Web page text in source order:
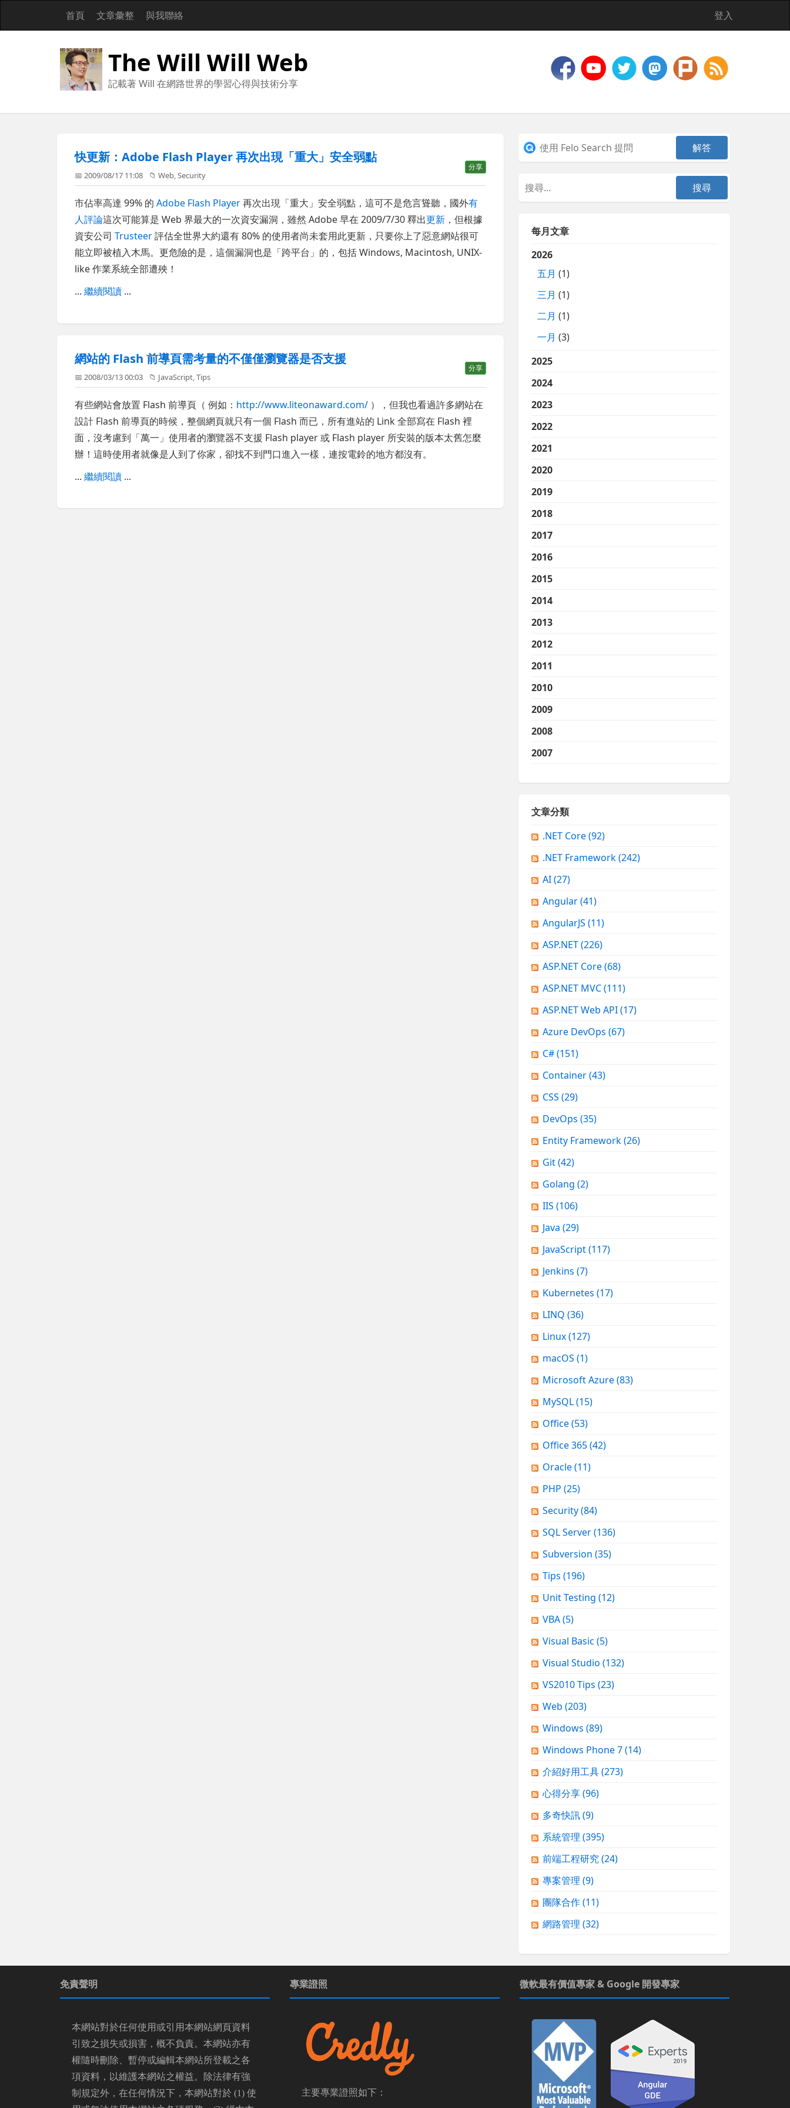
首頁 文章彙整 與我聯絡 登入
The Will Will Web
記載著 Will 在網路世界的學習心得與技術分享
快更新：Adobe Flash Player 再次出現「重大」安全弱點
分享
📅 2009/08/17 11:08 📁Web,Security
市佔率高達 99% 的Adobe Flash Player再次出現「重大」安全弱點，這可不是危言聳聽，國外有
人評論這次可能算是 Web 界最大的一次資安漏洞，雖然 Adobe 早在 2009/7/30 釋出更新 ，但根據
資安公司Trusteer評估全世界大約還有 80% 的使用者尚未套用此更新，只要你上了惡意網站很可
能立即被植入木馬。更危險的是，這個漏洞也是「跨平台」的，包括 Windows, Macintosh, UNIX-
like 作業系統全部遭殃！
...繼續閱讀 ...
網站的 Flash 前導頁需考量的不僅僅瀏覽器是否支援
分享
📅 2008/03/13 00:03 📁 JavaScript,Tips
有些網站會放置 Flash 前導頁（ 例如： http://www.liteonaward.com/ ），但我也看過許多網站在
設計 Flash 前導頁的時候，整個網頁就只有一個 Flash 而已，所有進站的 Link 全部寫在 Flash 裡
面，沒考慮到「萬一」使用者的瀏覽器不支援 Flash player 或 Flash player 所安裝的版本太舊怎麼
辦！這時使用者就像是人到了你家，卻找不到門口進入一樣，連按電鈴的地方都沒有。
...繼續閱讀 ...
每月文章
2026
五月 (1)
三月 (1)
二月 (1)
一月 (3)
2025
2024
2023
2022
2021
2020
2019
2018
2017
2016
2015
2014
2013
2012
2011
2010
2009
2008
2007
文章分類
.NET Core(92)
.NET Framework(242)
AI(27)
Angular(41)
AngularJS (11)
ASP.NET(226)
ASP.NET Core(68)
ASP.NET MVC(111)
ASP.NET Web API(17)
Azure DevOps (67)
C#(151)
Container(43)
CSS (29)
DevOps (35)
Entity Framework(26)
Git(42)
Golang (2)
IIS (106)
Java (29)
JavaScript(117)
Jenkins (7)
Kubernetes (17)
LINQ (36)
Linux(127)
macOS (1)
Microsoft Azure(83)
MySQL(15)
Office(53)
Office 365(42)
Oracle(11)
PHP (25)
Security(84)
SQL Server(136)
Subversion (35)
Tips (196)
Unit Testing (12)
VBA(5)
Visual Basic (5)
Visual Studio (132)
VS2010 Tips (23)
Web (203)
Windows (89)
Windows Phone 7(14)
介紹好用工具(273)
心得分享(96)
多奇快訊(9)
系統管理 (395)
前端工程研究(24)
專案管理 (9)
團隊合作(11)
網路管理 (32)
免責聲明
本網站對於任何使用或引用本網站網頁資料
引致之損失或損害，概不負責。本網站亦有
權隨時刪除、暫停或編輯本網站所登載之各
項資料，以維護本網站之權益。除法律有強
制規定外，在任何情況下，本網站對於 (1) 使
專業證照
主要專業證照如下：
微軟最有價值專家 & Google 開發專家